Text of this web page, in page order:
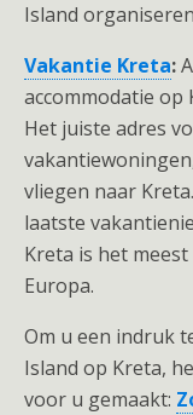
Island
Vakantie Kreta:
accommodatie op
Het juiste adres
vliegen naar
laatste
Kreta is het
Europa.
Om u een indruk
Island op Kreta,
voor u gemaakt: